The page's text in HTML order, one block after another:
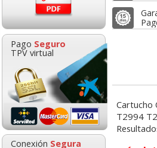
Pago Seguro
TPV virtual
Conexión Segura
Cartucho
T2994
Epson
T3584XL
1900 páginas
8,95 €
con Iva
Compatible
T3593 35XL
Magenta 1900
desde: 8,95
10,83 con Iva
Goma de
moldeable
para
grafito
0,89